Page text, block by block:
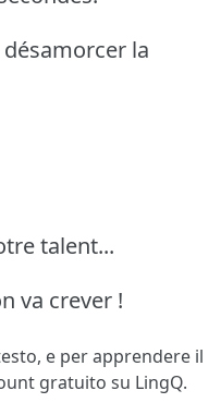
la
talent...
va crever !
e per apprendere il
gratuito su LingQ.